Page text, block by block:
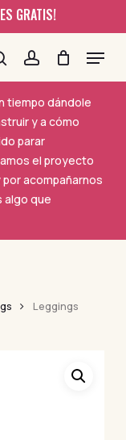
GRATIS!
searchaccount
Menu
tiempo dándole
y a cómo
parar
el proyecto
acompañarnos
algo que
Leggings